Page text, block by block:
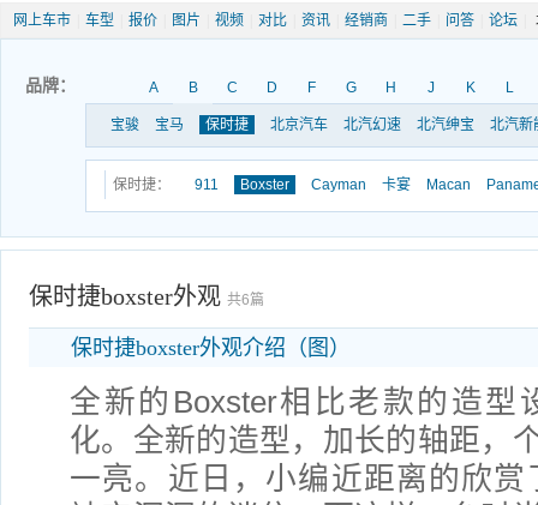
网上车市 车型 报价 图片 视频 对比 资讯 经销商 二手 问答 论坛
品牌： A B C D F G H J K L
宝骏 宝马 保时捷 北京汽车 北汽幻速 北汽绅宝 北汽新
保时捷： 911 Boxster Cayman 卡宴 Macan
保时捷boxster外观 共6篇
保时捷boxster外观介绍（图）
全新的Boxster相比老款的造型
化。全新的造型，加长的轴距，
一亮。近日，小编近距离的欣赏